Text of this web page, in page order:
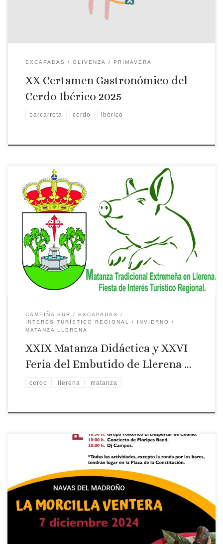
EXCAPADAS OLIVENZA PRIMAVERA
XX Certamen Gastronómico del
Cerdo Ibérico 2025
barcarrota cerdo ibérico
Matanza Didáctica y Feria del Embutido de Llerena
CAMPIÑA SUR
EXCAPADAS
INTERÉS TURÍSTICO REGIONAL
INVIERNO
MATANZA LLERENA
XXIX Matanza Didáctica y XXVI
Feria del Embutido de Llerena …
cerdo llerena matanza
Localidad: Navas del Madroño Fecha: 7 diciembre 2024
Programa: 11:30 h. Inicio de actividades, 11:30 h. Juegos
tradicionales. 11:30 h. Photocall ventero. 11:30 h. Apertura de
Stands de productos artesanales. 12:00 h. La “Cocina Ventera’.
Así se hace la MORCILLA VENTERA. 12:45 h. Reconocimiento al
aporte culinario ventero a Simona […]